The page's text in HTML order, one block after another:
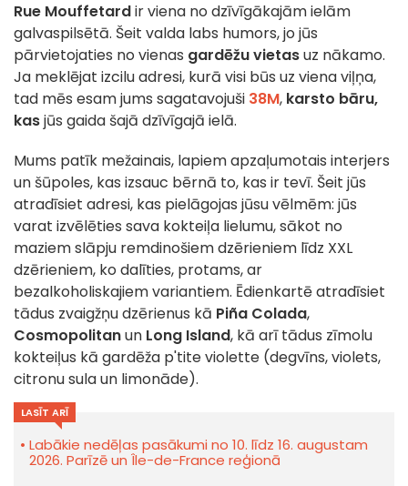
Rue Mouffetardir viena no dzīvīgākajām ielām
galvaspilsētā. Šeit valda labs humors, jo jūs
pārvietojaties no vienas gardēžu vietasuz nākamo.
Ja meklējat izcilu adresi, kurā visi būs uz viena viļņa,
tad mēs esam jums sagatavojuši 38M, karsto bāru,
kasjūs gaida šajā dzīvīgajā ielā.
Mums patīk mežainais, lapiem apzaļumotais interjers
un šūpoles, kas izsauc bērnā to, kas ir tevī. Šeit jūs
atradīsiet adresi, kas pielāgojas jūsu vēlmēm: jūs
varat izvēlēties sava kokteiļa lielumu, sākot no
maziem slāpju remdinošiem dzērieniem līdz XXL
dzērieniem, ko dalīties, protams, ar
bezalkoholiskajiem variantiem. Ēdienkartē atradīsiet
tādus zvaigžņu dzērienus kā Piña Colada,
Cosmopolitanun Long Island, kā arī tādus zīmolu
kokteiļus kā gardēža p'tite violette (degvīns, violets,
citronu sula un limonāde).
LASĪT ARĪ
Labākie nedēļas pasākumi no 10. līdz 16. augustam
2026. Parīzē un Île-de-France reģionā